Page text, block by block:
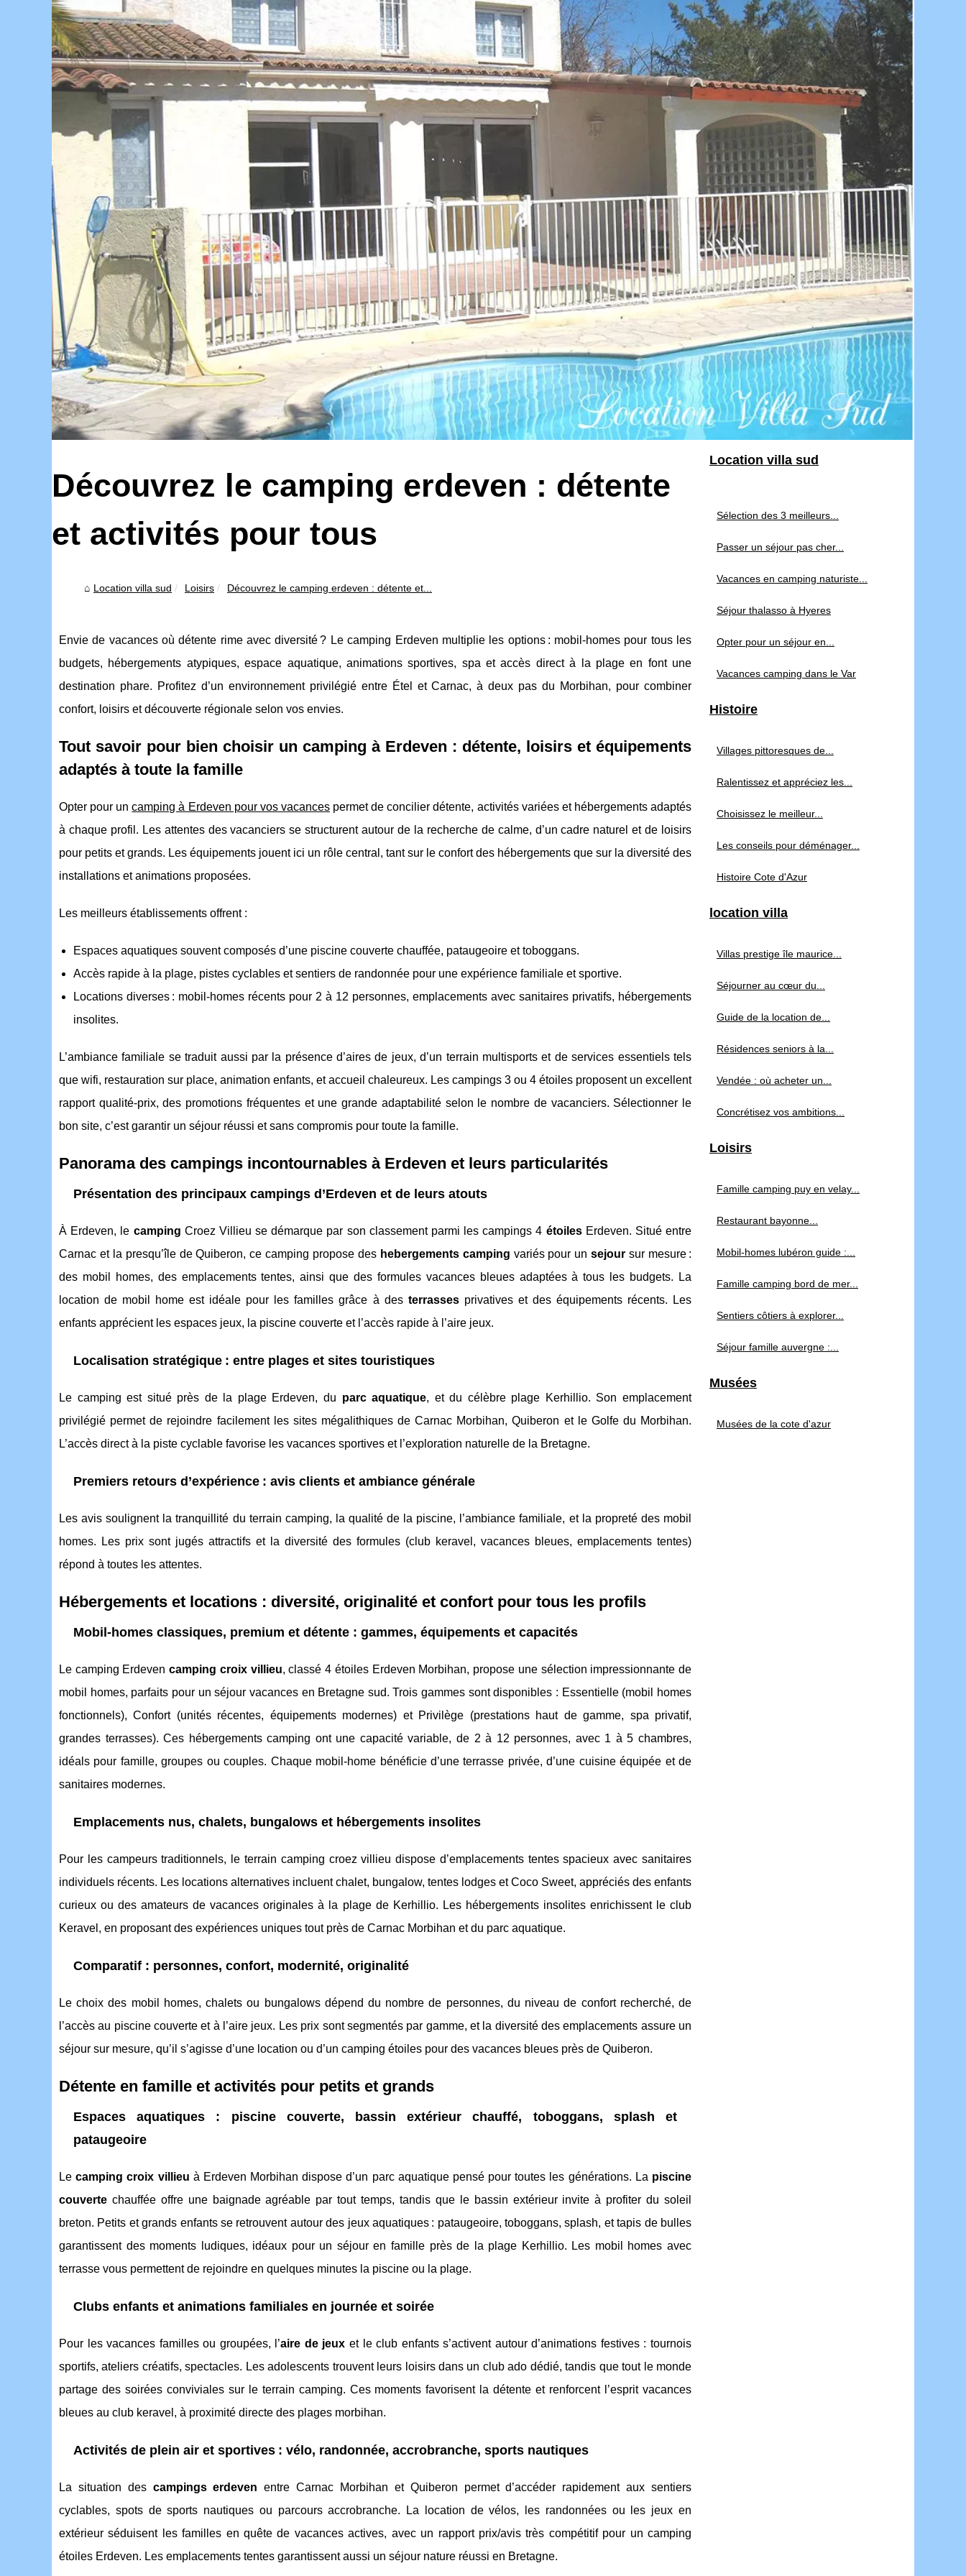
Découvrez le camping erdeven : détente
et activités pour tous
Location villa sud Loisirs Découvrez le camping erdeven : détente et...
Envie de vacances où détente rime avec diversité ? Le camping Erdeven multiplie les options : mobil-homes pour tous les
budgets, hébergements atypiques, espace aquatique, animations sportives, spa et accès direct à la plage en font une
destination phare. Profitez d’un environnement privilégié entre Étel et Carnac, à deux pas du Morbihan, pour combiner
confort, loisirs et découverte régionale selon vos envies.
Tout savoir pour bien choisir un camping à Erdeven : détente, loisirs et équipements
adaptés à toute la famille
Opter pour uncamping à Erdeven pour vos vacancespermet de concilier détente, activités variées et hébergements adaptés
à chaque profil. Les attentes des vacanciers se structurent autour de la recherche de calme, d’un cadre naturel et de loisirs
pour petits et grands. Les équipements jouent ici un rôle central, tant sur le confort des hébergements que sur la diversité des
installations et animations proposées.
Les meilleurs établissements offrent :
Espaces aquatiques souvent composés d’une piscine couverte chauffée, pataugeoire et toboggans.
Accès rapide à la plage, pistes cyclables et sentiers de randonnée pour une expérience familiale et sportive.
Locations diverses : mobil-homes récents pour 2 à 12 personnes, emplacements avec sanitaires privatifs, hébergements
insolites.
L’ambiance familiale se traduit aussi par la présence d’aires de jeux, d’un terrain multisports et de services essentiels tels
que wifi, restauration sur place, animation enfants, et accueil chaleureux. Les campings 3 ou 4 étoiles proposent un excellent
rapport qualité-prix, des promotions fréquentes et une grande adaptabilité selon le nombre de vacanciers. Sélectionner le
bon site, c’est garantir un séjour réussi et sans compromis pour toute la famille.
Panorama des campings incontournables à Erdeven et leurs particularités
Présentation des principaux campings d’Erdeven et de leurs atouts
À Erdeven, le camping Croez Villieu se démarque par son classement parmi les campings 4 étoilesErdeven. Situé entre
Carnac et la presqu’île de Quiberon, ce camping propose des hebergements camping variés pour unsejour sur mesure :
des mobil homes, des emplacements tentes, ainsi que des formules vacances bleues adaptées à tous les budgets. La
location de mobil home est idéale pour les familles grâce à des terrassesprivatives et des équipements récents. Les
enfants apprécient les espaces jeux, la piscine couverte et l’accès rapide à l’aire jeux.
Localisation stratégique : entre plages et sites touristiques
Le camping est situé près de la plage Erdeven, du parc aquatique, et du célèbre plage Kerhillio. Son emplacement
privilégié permet de rejoindre facilement les sites mégalithiques de Carnac Morbihan, Quiberon et le Golfe du Morbihan.
L’accès direct à la piste cyclable favorise les vacances sportives et l’exploration naturelle de la Bretagne.
Premiers retours d’expérience : avis clients et ambiance générale
Les avis soulignent la tranquillité du terrain camping, la qualité de la piscine, l’ambiance familiale, et la propreté des mobil
homes. Les prix sont jugés attractifs et la diversité des formules (club keravel, vacances bleues, emplacements tentes)
répond à toutes les attentes.
Hébergements et locations : diversité, originalité et confort pour tous les profils
Mobil-homes classiques, premium et détente : gammes, équipements et capacités
Le camping Erdevencamping croix villieu, classé 4 étoiles Erdeven Morbihan, propose une sélection impressionnante de
mobil homes, parfaits pour un séjour vacances en Bretagne sud. Trois gammes sont disponibles : Essentielle (mobil homes
fonctionnels), Confort (unités récentes, équipements modernes) et Privilège (prestations haut de gamme, spa privatif,
grandes terrasses). Ces hébergements camping ont une capacité variable, de 2 à 12 personnes, avec 1 à 5 chambres,
idéals pour famille, groupes ou couples. Chaque mobil-home bénéficie d’une terrasse privée, d’une cuisine équipée et de
sanitaires modernes.
Emplacements nus, chalets, bungalows et hébergements insolites
Pour les campeurs traditionnels, le terrain camping croez villieu dispose d’emplacements tentes spacieux avec sanitaires
individuels récents. Les locations alternatives incluent chalet, bungalow, tentes lodges et Coco Sweet, appréciés des enfants
curieux ou des amateurs de vacances originales à la plage de Kerhillio. Les hébergements insolites enrichissent le club
Keravel, en proposant des expériences uniques tout près de Carnac Morbihan et du parc aquatique.
Comparatif : personnes, confort, modernité, originalité
Le choix des mobil homes, chalets ou bungalows dépend du nombre de personnes, du niveau de confort recherché, de
l’accès au piscine couverte et à l’aire jeux. Les prix sont segmentés par gamme, et la diversité des emplacements assure un
séjour sur mesure, qu’il s’agisse d’une location ou d’un camping étoiles pour des vacances bleues près de Quiberon.
Détente en famille et activités pour petits et grands
Espaces aquatiques : piscine couverte, bassin extérieur chauffé, toboggans, splash et
pataugeoire
Lecamping croix villieu à Erdeven Morbihan dispose d’un parc aquatique pensé pour toutes les générations. La piscine
couverte chauffée offre une baignade agréable par tout temps, tandis que le bassin extérieur invite à profiter du soleil
breton. Petits et grands enfants se retrouvent autour des jeux aquatiques : pataugeoire, toboggans, splash, et tapis de bulles
garantissent des moments ludiques, idéaux pour un séjour en famille près de la plage Kerhillio. Les mobil homes avec
terrasse vous permettent de rejoindre en quelques minutes la piscine ou la plage.
Clubs enfants et animations familiales en journée et soirée
Pour les vacances familles ou groupées, l’aire de jeux et le club enfants s’activent autour d’animations festives : tournois
sportifs, ateliers créatifs, spectacles. Les adolescents trouvent leurs loisirs dans un club ado dédié, tandis que tout le monde
partage des soirées conviviales sur le terrain camping. Ces moments favorisent la détente et renforcent l’esprit vacances
bleues au club keravel, à proximité directe des plages morbihan.
Activités de plein air et sportives : vélo, randonnée, accrobranche, sports nautiques
La situation des campings erdeven entre Carnac Morbihan et Quiberon permet d’accéder rapidement aux sentiers
cyclables, spots de sports nautiques ou parcours accrobranche. La location de vélos, les randonnées ou les jeux en
extérieur séduisent les familles en quête de vacances actives, avec un rapport prix/avis très compétitif pour un camping
étoiles Erdeven. Les emplacements tentes garantissent aussi un séjour nature réussi en Bretagne.
Location villa sud
Sélection des 3 meilleurs...
Passer un séjour pas cher...
Vacances en camping naturiste...
Séjour thalasso à Hyeres
Opter pour un séjour en...
Vacances camping dans le Var
Histoire
Villages pittoresques de...
Ralentissez et appréciez les...
Choisissez le meilleur...
Les conseils pour déménager...
Histoire Cote d'Azur
location villa
Villas prestige île maurice...
Séjourner au cœur du...
Guide de la location de...
Résidences seniors à la...
Vendée : où acheter un...
Concrétisez vos ambitions...
Loisirs
Famille camping puy en velay...
Restaurant bayonne...
Mobil-homes lubéron guide :...
Famille camping bord de mer...
Sentiers côtiers à explorer...
Séjour famille auvergne :...
Musées
Musées de la cote d'azur